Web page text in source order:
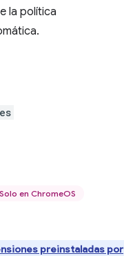
la política
Solo en ChromeOS
preinstaladas por